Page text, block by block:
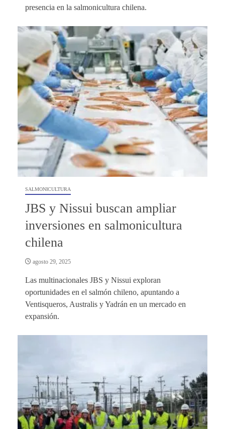
presencia en la salmonicultura chilena.
SALMONICULTURA
JBS y Nissui buscan ampliar
inversiones en salmonicultura
chilena
agosto 29, 2025
Las multinacionales JBS y Nissui exploran
oportunidades en el salmón chileno, apuntando a
Ventisqueros, Australis y Yadrán en un mercado en
expansión.